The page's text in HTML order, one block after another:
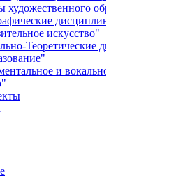
образования"
дисциплины"
искусство"
Теоретические дисциплины и
и вокальное